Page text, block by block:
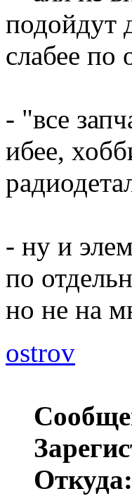
подойдут
слабее по
- "все
ибее,
- ну и
по
но не на
ostrov
Откуда: